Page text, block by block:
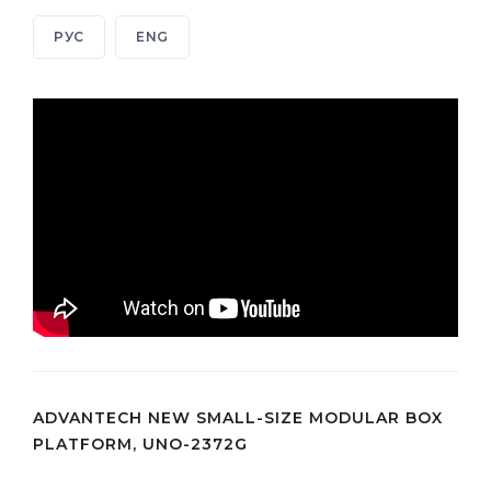
РУС ENG
ADVANTECH NEW SMALL-SIZE MODULAR BOX
PLATFORM, UNO-2372G